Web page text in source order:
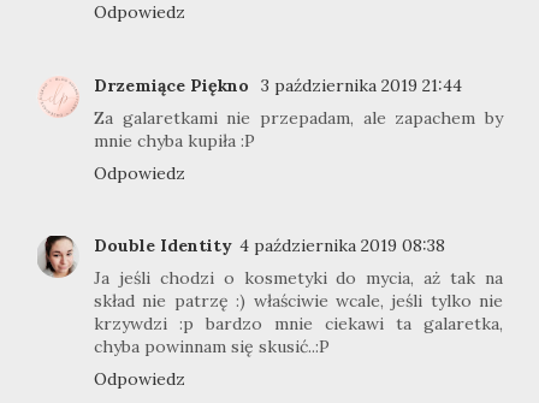
Odpowiedz
Drzemiące Piękno
3 października 2019 21:44
Za galaretkami nie przepadam, ale zapachem by
mnie chyba kupiła :P
Odpowiedz
Double Identity 4 października 2019 08:38
Ja jeśli chodzi o kosmetyki do mycia, aż tak na
skład nie patrzę :) właściwie wcale, jeśli tylko nie
krzywdzi :p bardzo mnie ciekawi ta galaretka,
chyba powinnam się skusić..:P
Odpowiedz